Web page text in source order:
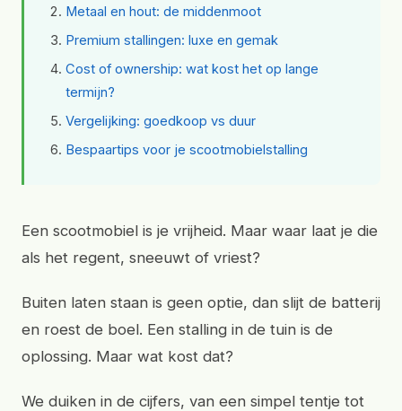
Metaal en hout: de middenmoot
Premium stallingen: luxe en gemak
Cost of ownership: wat kost het op lange
termijn?
Vergelijking: goedkoop vs duur
Bespaartips voor je scootmobielstalling
Een scootmobiel is je vrijheid. Maar waar laat je die
als het regent, sneeuwt of vriest?
Buiten laten staan is geen optie, dan slijt de batterij
en roest de boel. Een stalling in de tuin is de
oplossing. Maar wat kost dat?
We duiken in de cijfers, van een simpel tentje tot